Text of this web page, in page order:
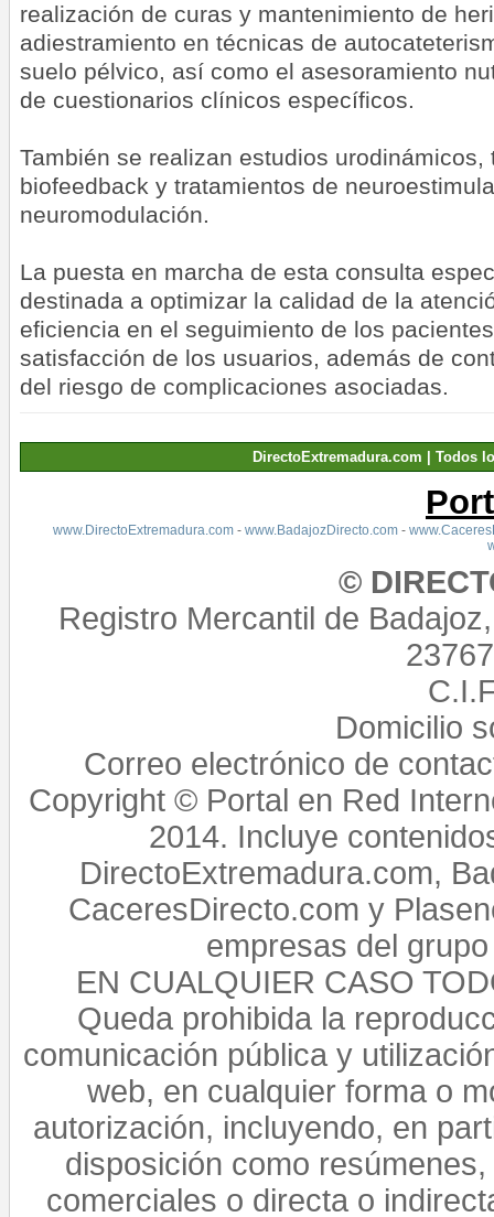
realización de curas y mantenimiento de
adiestramiento en técnicas de
suelo pélvico, así como el asesoramiento
de cuestionarios clínicos específicos.
También se realizan estudios urodinámicos,
biofeedback y tratamientos de
neuromodulación.
La puesta en marcha de esta consulta
destinada a optimizar la calidad de la
eficiencia en el seguimiento de los
satisfacción de los usuarios, además de
del riesgo de complicaciones asociadas.
DirectoExtremadura.com | Todos
www.DirectoExtremadura.com- www.BadajozDirecto.com-
©
Registro Mercantil de
Domicilio
Correo electrónico de
Copyright © Portal en Red
2014. Incluye
DirectoExtremadura.com,
CaceresDirecto.com y
empresas del
EN CUALQUIER CASO
Queda prohibida la
comunicación pública y
web, en cualquier forma o
autorización, incluyendo, en
disposición como
comerciales o directa o